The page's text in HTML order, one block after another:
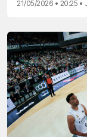
21/05/2026 • 20:25 •